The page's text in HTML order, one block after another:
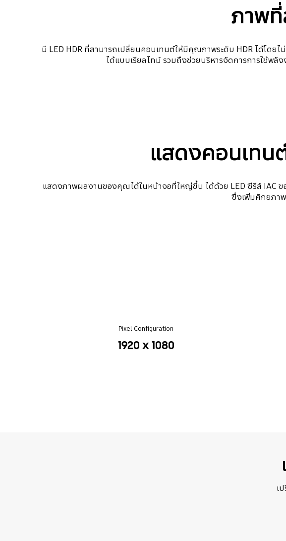
ภาพที่
มี LED HDR ที่สามารถเปลี่ยนคอนเทนต์ให้มีคุณภาพระดับ HDR ได้โดยไ
ได้แบบเรียลไทม์ รวมถึงช่วยบริหารจัดการการใช้พ
แสดงคอนเทน
แสดงภาพผลงานของคุณได้ในหน้าจอที่ใหญ่ขึ้น ได้ด้วย LED ซีรีส์ IAC ข
ซึ่งเพิ่มศักยภา
Pixel Configuration
1920 x 1080
เ